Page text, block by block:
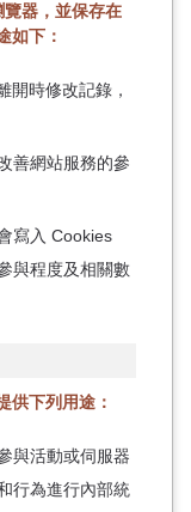
器，並保存在
如下：
開時修改記錄，
善網站服務的參
寫入 Cookies
與程度及相關數
供下列用途：
與活動或伺服器
行為進行內部統